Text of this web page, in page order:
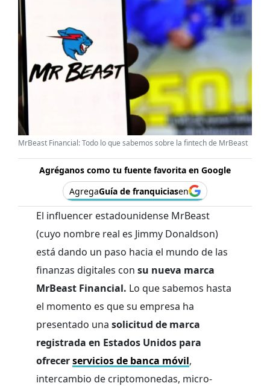
MrBeast Financial: Todo lo que sabemos sobre la fintech de MrBeast
Agréganos como tu fuente favorita en Google
AgregaGuía de franquiciasen
El influencer estadounidense MrBeast
(cuyo nombre real es Jimmy Donaldson)
está dando un paso hacia el mundo de las
finanzas digitales con su nueva marca
MrBeast Financial. Lo que sabemos hasta
el momento es que su empresa ha
presentado una solicitud de marca
registrada en Estados Unidos para
ofrecerservicios de banca móvil,
intercambio de criptomonedas, micro-